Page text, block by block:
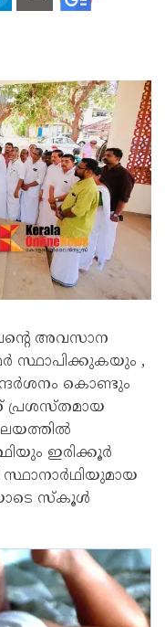
അവസാന
സ്ഥാപിക്കുകയും ,
കൊണ്ടും
പ്രശസ്തമായ
ഇരിക്കൂർ
സ്കൂൾ